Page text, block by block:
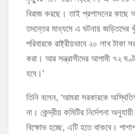
বিরাজ করছে। তাই প্রশাসনের কাছে
তদন্তের মাধ্যমে এ ঘটনায় জড়িতদের
পরিবারকে রাষ্ট্রীয়ভাবে ২০ লাখ টাকা
করা। আর সন্ত্রাসীদের আগামী ৭২
হবে।’
তিনি বলেন, ‘আমরা সরকারকে
না। কেন্দ্রীয় কমিটির নির্দেশনা
বিক্ষোভ হচ্ছে, এটি হতে থাকবে।